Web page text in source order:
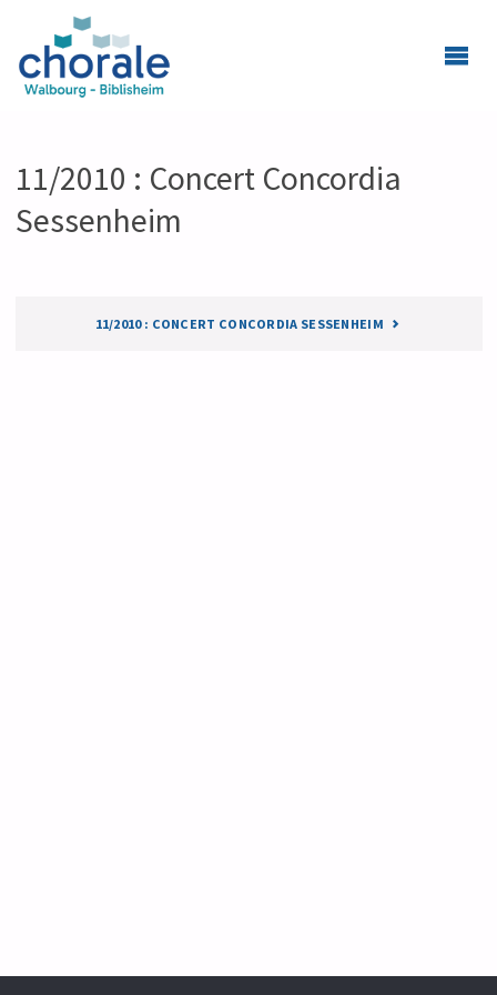
11/2010 : Concert Concordia
Sessenheim
11/2010 : CONCERT CONCORDIA SESSENHEIM